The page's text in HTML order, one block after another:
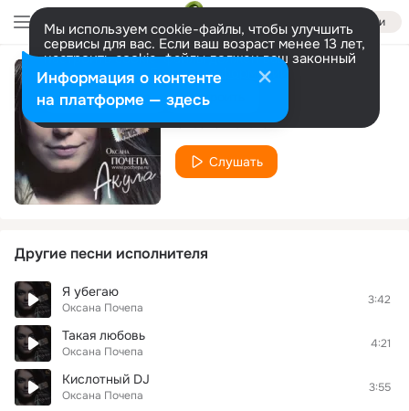
Войти
Мы используем cookie-файлы, чтобы улучшить
сервисы для вас. Если ваш возраст менее 13 лет,
настроить cookie-файлы должен ваш законный
представитель. Больше информации
Разрешить все Настроить
Слова (Рр Version)
Оксана Почепа
Слушать
Другие песни исполнителя
Я убегаю
Оксана Почепа
3:42
Такая любовь
Оксана Почепа
4:21
Кислотный DJ
Оксана Почепа
3:55
Информация о контенте
на платформе — здесь